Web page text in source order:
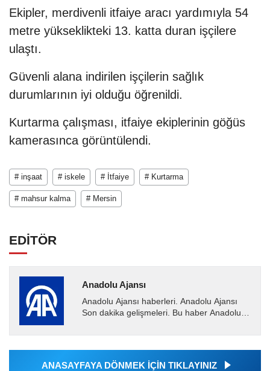
Ekipler, merdivenli itfaiye aracı yardımıyla 54
metre yükseklikteki 13. katta duran işçilere
ulaştı.
Güvenli alana indirilen işçilerin sağlık
durumlarının iyi olduğu öğrenildi.
Kurtarma çalışması, itfaiye ekiplerinin göğüs
kamerasınca görüntülendi.
# inşaat # iskele # İtfaiye # Kurtarma
# mahsur kalma # Mersin
EDİTÖR
Anadolu Ajansı
Anadolu Ajansı haberleri. Anadolu Ajansı
Son dakika gelişmeleri. Bu haber Anadolu
Ajansı tarafından...
ANASAYFAYA DÖNMEK İÇİN TIKLAYINIZ